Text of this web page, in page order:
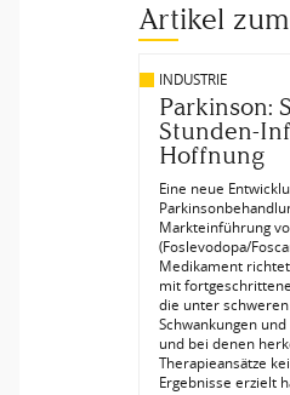
Artikel
INDUSTRIE
Parkinson:
Stunden-
Hoffnung
Eine neue
Markteinführung
(Foslevodopa/
Medikament
mit
die unter
Schwankungen
und bei denen
Therapieansätze
Ergebnisse erzielt